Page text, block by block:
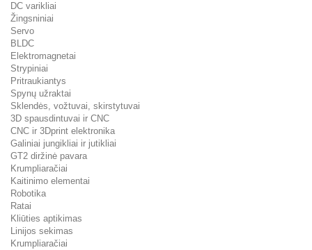
DC varikliai
Žingsniniai
Servo
BLDC
Elektromagnetai
Strypiniai
Pritraukiantys
Spynų užraktai
Sklendės, vožtuvai, skirstytuvai
3D spausdintuvai ir CNC
CNC ir 3Dprint elektronika
Galiniai jungikliai ir jutikliai
GT2 diržinė pavara
Krumpliaračiai
Kaitinimo elementai
Robotika
Ratai
Kliūties aptikimas
Linijos sekimas
Krumpliaračiai